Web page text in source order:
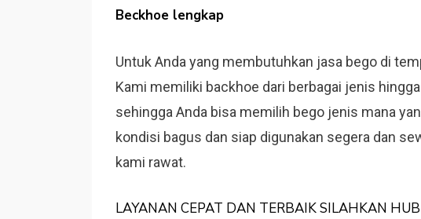
Beckhoe lengkap
Untuk Anda yang membutuhkan jasa bego di
Kami memiliki backhoe dari berbagai jenis
sehingga Anda bisa memilih bego jenis mana
kondisi bagus dan siap digunakan segera dan
kami rawat.
LAYANAN CEPAT DAN TERBAIK SILAHKAN